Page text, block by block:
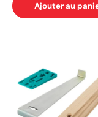
Ajouter au